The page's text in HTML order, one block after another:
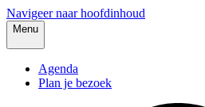
Navigeer naar hoofdinhoud
Menu
Agenda
Plan je bezoek